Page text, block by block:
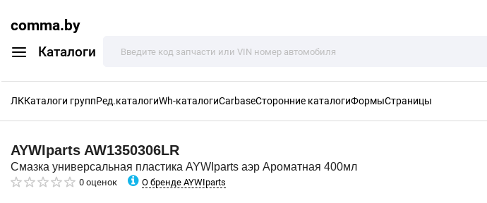
comma.by
Каталоги
ЛККаталоги группРед.каталогиWh-каталогиCarbaseСторонние каталогиФормыСтраницы
AYWIparts AW1350306LR
Смазка универсальная пластика AYWIparts аэр Ароматная 400мл
0 оценок О бренде AYWIparts